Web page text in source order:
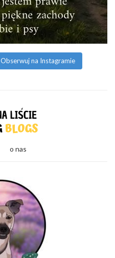
Obserwuj na Instagramie
o nas